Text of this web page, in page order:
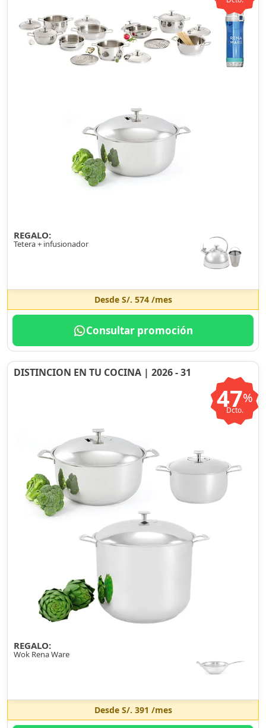
REGALO:
Tetera + infusionador
Desde S/. 574/mes
Consultar promoción
DISTINCION EN TU COCINA | 2026 - 31
47%
Dcto.
REGALO:
Wok Rena Ware
Desde S/. 391 /mes